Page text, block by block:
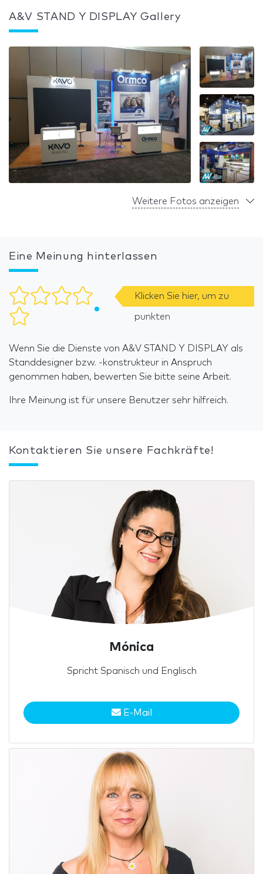
A&V STAND Y DISPLAY Gallery
Weitere Fotos anzeigen
Eine Meinung hinterlassen
Klicken Sie hier, um zu
punkten
Wenn Sie die Dienste von A&V STAND Y DISPLAY als
Standdesigner bzw. -konstrukteur in Anspruch
genommen haben, bewerten Sie bitte seine Arbeit.
Ihre Meinung ist für unsere Benutzer sehr hilfreich.
Kontaktieren Sie unsere Fachkräfte!
Mónica
Spricht Spanisch und Englisch
E-Mail